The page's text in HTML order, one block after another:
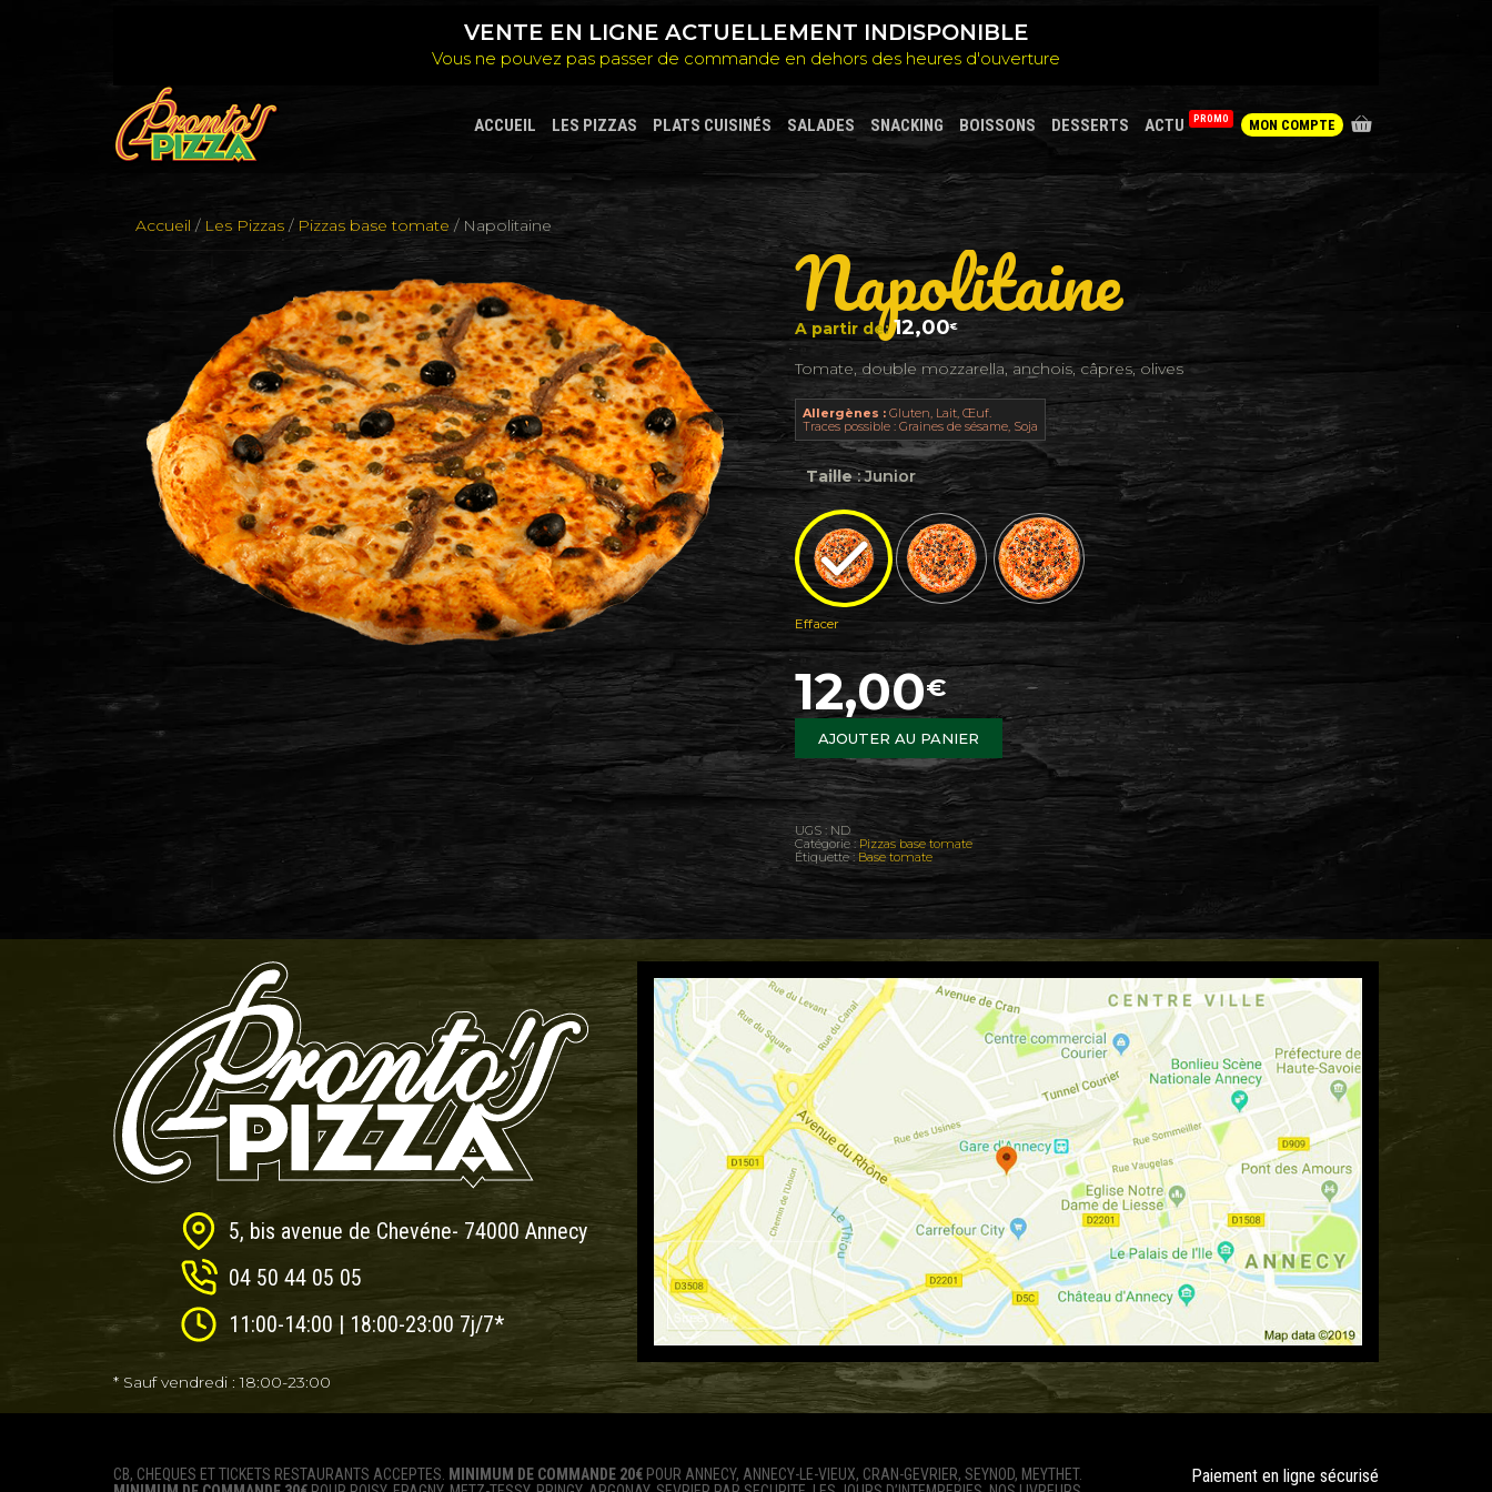
VENTE EN LIGNE ACTUELLEMENT INDISPONIBLE
Vous ne pouvez pas passer de commande en dehors des heures d'ouverture
ACCUEIL LES PIZZAS PLATS CUISINÉS SALADES SNACKING BOISSONS DESSERTS ACTU PROMO MON COMPTE
Accueil / Les Pizzas / Pizzas base tomate / Napolitaine Napolitaine
A partir de:12,00€
Tomate, double mozzarella, anchois, câpres, olives
Allergènes : Gluten, Lait, Œuf.
Traces possible : Graines de sésame, Soja
Taille : Junior
Effacer
12,00€
AJOUTER AU PANIER
UGS : ND
Catégorie : Pizzas base tomate
Étiquette : Base tomate
5, bis avenue de Chevéne- 74000 Annecy
04 50 44 05 05
11:00-14:00 | 18:00-23:00 7j/7*
* Sauf vendredi : 18:00-23:00
CB, CHEQUES ET TICKETS RESTAURANTS ACCEPTES. MINIMUM DE COMMANDE 20€ POUR ANNECY, ANNECY-LE-VIEUX, CRAN-GEVRIER, SEYNOD, MEYTHET.
Paiement en ligne sécurisé